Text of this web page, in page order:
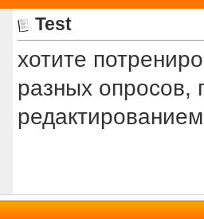
Test
хотите
разных опросов,